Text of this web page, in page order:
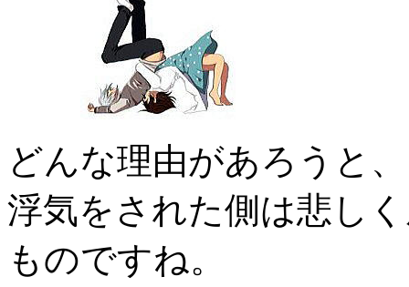
どんな理由があろうと
浮気をされた側は悲し
ものですね。